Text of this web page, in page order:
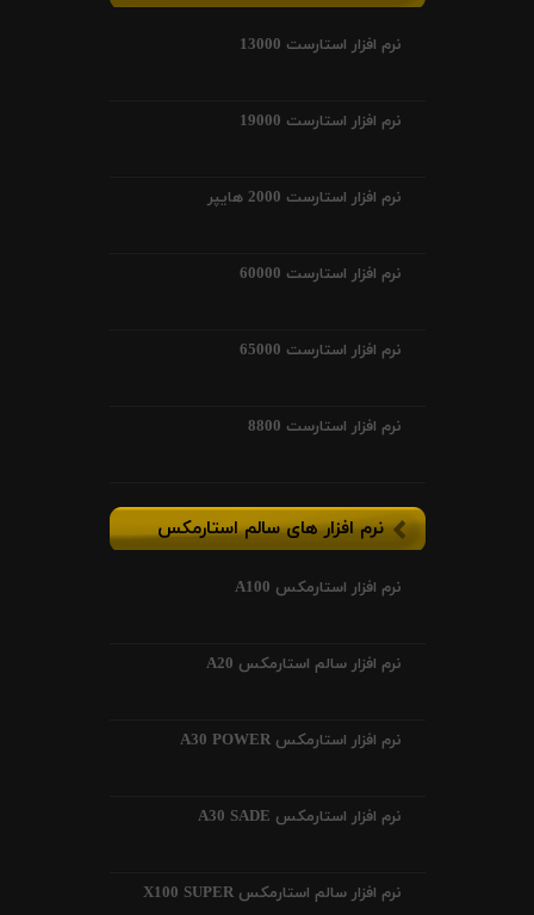
نرم افزار استارست 13000
نرم افزار استارست 19000
نرم افزار استارست 2000 هایپر
نرم افزار استارست 60000
نرم افزار استارست 65000
نرم افزار استارست 8800
نرم افزار های سالم استارمکس
نرم افزار استارمکس A100
نرم افزار سالم استارمکس A20
نرم افزار استارمکس A30 POWER
نرم افزار استارمکس A30 SADE
نرم افزار سالم استارمکس X100 SUPER